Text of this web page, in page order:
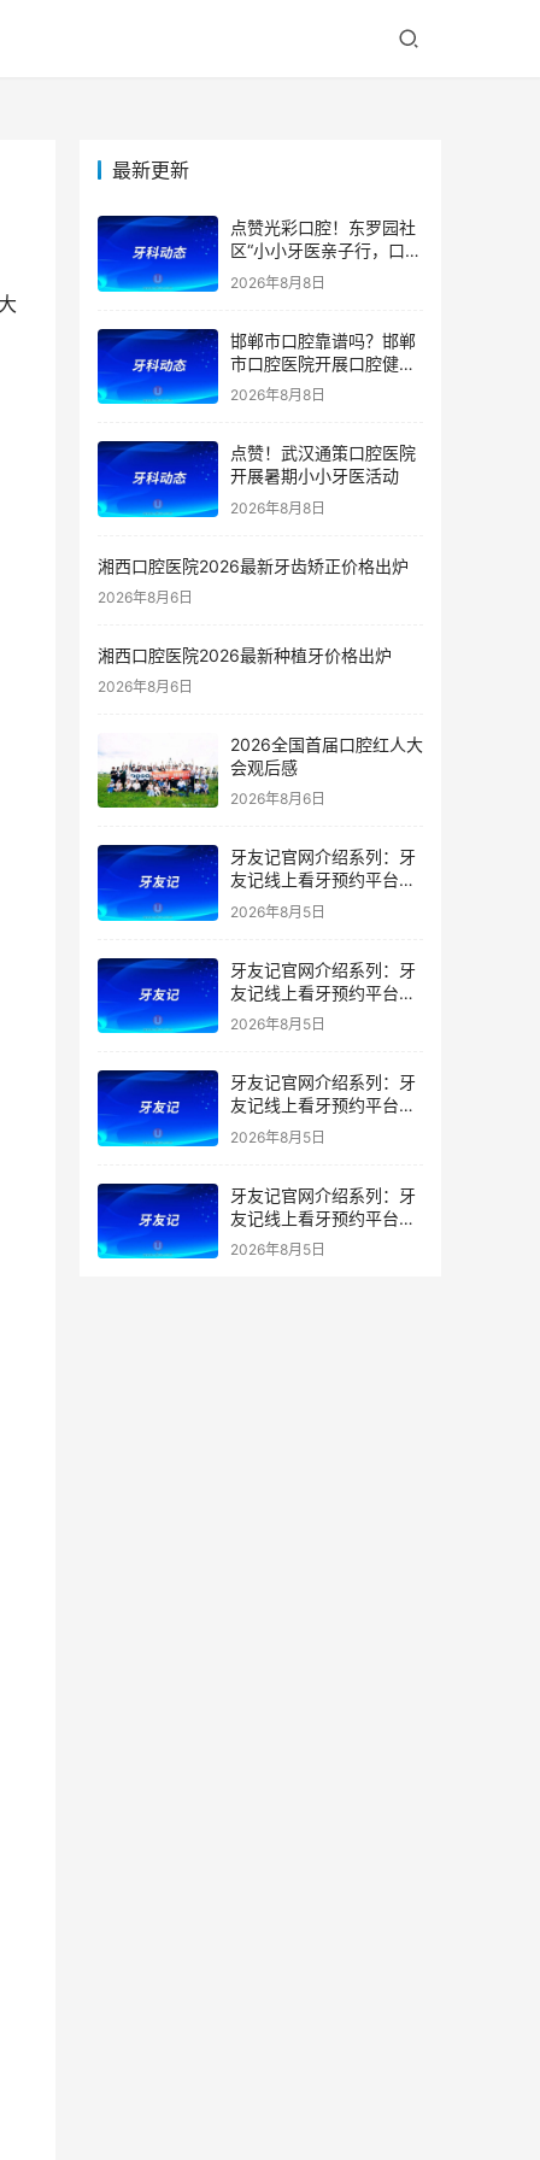
最新更新
点赞光彩口腔！东罗园社
区“小小牙医亲子行，口腔
健康伴成长”亲子活动
2026年8月8日
邯郸市口腔靠谱吗？邯郸
市口腔医院开展口腔健康
宣教公益活动
2026年8月8日
点赞！武汉通策口腔医院
开展暑期小小牙医活动
2026年8月8日
湘西口腔医院2026最新牙齿矫正价格出炉
2026年8月6日
湘西口腔医院2026最新种植牙价格出炉
2026年8月6日
2026全国首届口腔红人大
会观后感
2026年8月6日
牙友记官网介绍系列：牙
友记线上看牙预约平台是
干什么的？靠谱吗？
2026年8月5日
牙友记官网介绍系列：牙
友记线上看牙预约平台让
看牙不再靠运气
2026年8月5日
牙友记官网介绍系列：牙
友记线上看牙预约平台打
破口腔行业专业壁垒新手
友好零门槛
2026年8月5日
牙友记官网介绍系列：牙
友记线上看牙预约平台落
地同城就诊经验打破未知
2026年8月5日